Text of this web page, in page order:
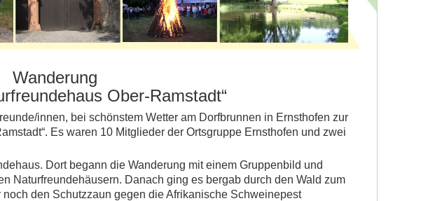
Wanderung
Ober-Ramstadt“
innen, bei schönstem Wetter am Dorfbrunnen in Ernsthofen zur
Es waren 10 Mitglieder der Ortsgruppe Ernsthofen und zwei
Dort begann die Wanderung mit einem Gruppenbild und
Naturfreundehäusern. Danach ging es bergab durch den Wald zum
den Schutzzaun gegen die Afrikanische Schweinepest